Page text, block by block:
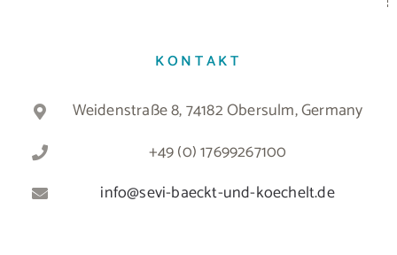
KONTAKT
Weidenstraße 8, 74182 Obersulm, Germany
+49 (0) 17699267100
info@sevi-baeckt-und-koechelt.de